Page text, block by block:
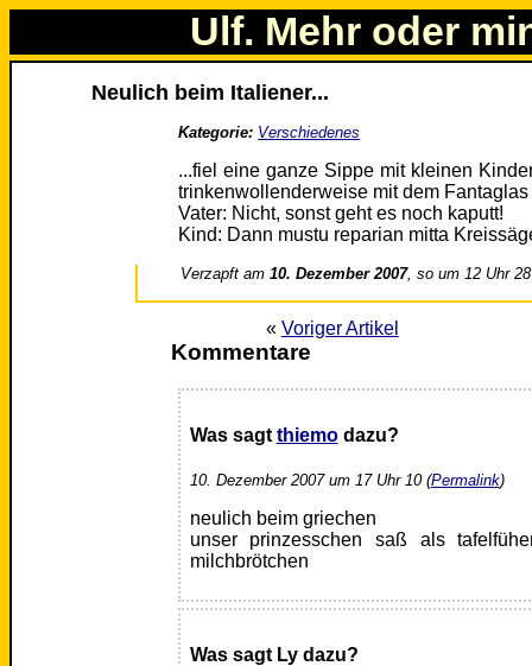
Ulf. Mehr oder
Neulich beim Italiener...
Kategorie: Verschiedenes
...fiel eine ganze Sippe mit kleinen
trinkenwollenderweise mit dem Fantaglas
Vater: Nicht, sonst geht es noch kaputt!
Kind: Dann mustu reparian mitta
Verzapft am10. Dezember 2007, so um 12 Uhr 28
« Voriger Artikel
Kommentare
Was sagt thiemodazu?
10. Dezember 2007 um 17 Uhr 10 (Permalink)
neulich beim griechen
unser prinzesschen saß als
milchbrötchen
Was sagt Ly dazu?